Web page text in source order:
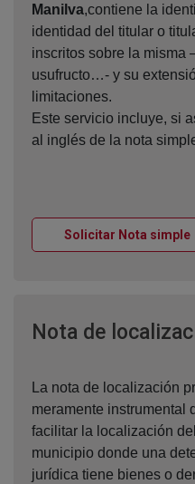
Manilva,contiene la
identidad del titular o
inscritos sobre la misma
usufructo…- y su
limitaciones.
Este servicio incluye, si
al inglés de la nota
Solicitar Nota simple
Nota de
La nota de localización
meramente instrumental
facilitar la localización
municipio donde una
jurídica tiene bienes o